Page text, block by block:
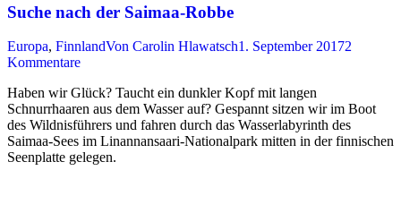
Suche nach der Saimaa-Robbe
Europa, FinnlandVon Carolin Hlawatsch1. September 20172
Kommentare
Haben wir Glück? Taucht ein dunkler Kopf mit langen
Schnurrhaaren aus dem Wasser auf? Gespannt sitzen wir im Boot
des Wildnisführers und fahren durch das Wasserlabyrinth des
Saimaa-Sees im Linannansaari-Nationalpark mitten in der finnischen
Seenplatte gelegen.